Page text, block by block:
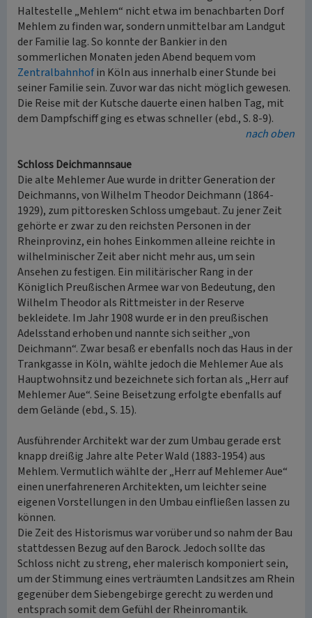
Haltestelle „Mehlem“ nicht etwa im benachbarten Dorf
Mehlem zu finden war, sondern unmittelbar am Landgut
der Familie lag. So konnte der Bankier in den
sommerlichen Monaten jeden Abend bequem vom
Zentralbahnhofin Köln aus innerhalb einer Stunde bei
seiner Familie sein. Zuvor war das nicht möglich gewesen.
Die Reise mit der Kutsche dauerte einen halben Tag, mit
dem Dampfschiff ging es etwas schneller (ebd., S. 8-9).
nach oben
Schloss Deichmannsaue
Die alte Mehlemer Aue wurde in dritter Generation der
Deichmanns, von Wilhelm Theodor Deichmann (1864-
1929), zum pittoresken Schloss umgebaut. Zu jener Zeit
gehörte er zwar zu den reichsten Personen in der
Rheinprovinz, ein hohes Einkommen alleine reichte in
wilhelminischer Zeit aber nicht mehr aus, um sein
Ansehen zu festigen. Ein militärischer Rang in der
Königlich Preußischen Armee war von Bedeutung, den
Wilhelm Theodor als Rittmeister in der Reserve
bekleidete. Im Jahr 1908 wurde er in den preußischen
Adelsstand erhoben und nannte sich seither „von
Deichmann“. Zwar besaß er ebenfalls noch das Haus in der
Trankgasse in Köln, wählte jedoch die Mehlemer Aue als
Hauptwohnsitz und bezeichnete sich fortan als „Herr auf
Mehlemer Aue“. Seine Beisetzung erfolgte ebenfalls auf
dem Gelände (ebd., S. 15).
Ausführender Architekt war der zum Umbau gerade erst
knapp dreißig Jahre alte Peter Wald (1883-1954) aus
Mehlem. Vermutlich wählte der „Herr auf Mehlemer Aue“
einen unerfahreneren Architekten, um leichter seine
eigenen Vorstellungen in den Umbau einfließen lassen zu
können.
Die Zeit des Historismus war vorüber und so nahm der Bau
stattdessen Bezug auf den Barock. Jedoch sollte das
Schloss nicht zu streng, eher malerisch komponiert sein,
um der Stimmung eines verträumten Landsitzes am Rhein
gegenüber dem Siebengebirge gerecht zu werden und
entsprach somit dem Gefühl der Rheinromantik.